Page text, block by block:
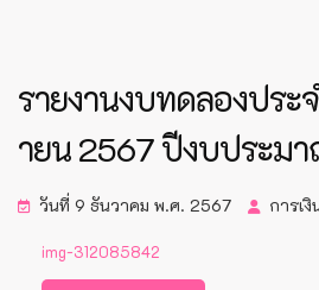
รายงานงบทดลองประ
ายน 2567 ปีงบประม
วันที่ 9 ธันวาคม พ.ศ. 2567 การเ
img-312085842